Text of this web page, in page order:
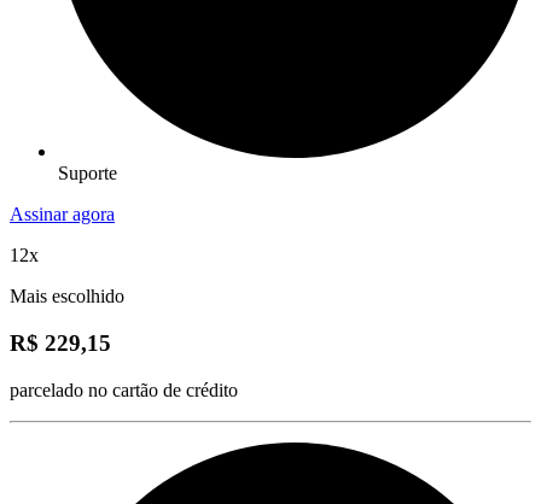
Suporte
Assinar agora
12x
Mais escolhido
R$ 229,15
parcelado no cartão de crédito